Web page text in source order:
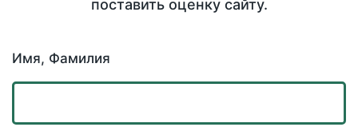
поставить оценку сайту.
Имя, Фамилия